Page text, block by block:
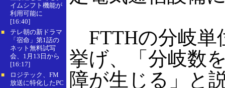
イムシフト機能が
利用可能に
[16:40]
■
テレ朝の新ドラマ
「宿命」第1話の
ネット無料試写
会、1月13日から
[16:17]
■
ロジテック、FM
放送に特化したPC
FTTHの分岐単
挙げ、「分岐数
障が生じる」と